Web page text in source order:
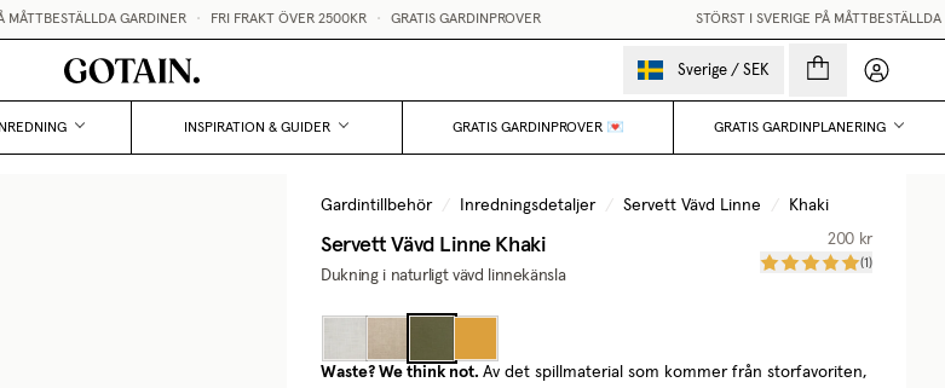
GARDINER • FRI FRAKT ÖVER 2500KR • GRATIS GARDINPROVER STÖRST I SVERIGE PÅ MÅTTBESTÄLLDA
Sverige / SEK Mina
INSPIRATION & GUIDER GRATIS GARDINPROVER 💌 GRATIS GARDINPLANERING
Gardintillbehör / Inredningsdetaljer / Servett Vävd Linne / Khaki
Servett Vävd LinneKhaki
Dukning i naturligt vävd linnekänsla
200 kr
(1)
Waste? We think not. Av det spillmaterial som kommer från storfavoriten,